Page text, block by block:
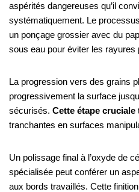
aspérités dangereuses qu’il
systématiquement. Le
un ponçage grossier avec du
sous eau pour éviter les rayures
La progression vers des grains
progressivement la surface
sécurisés. Cette étape cruciale
tranchantes en surfaces
Un polissage final à l’oxyde de
spécialisée peut conférer un
aux bords travaillés. Cette